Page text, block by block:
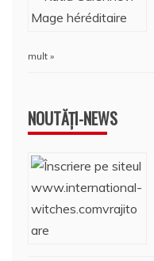
mult »
NOUTĂȚI-NEWS